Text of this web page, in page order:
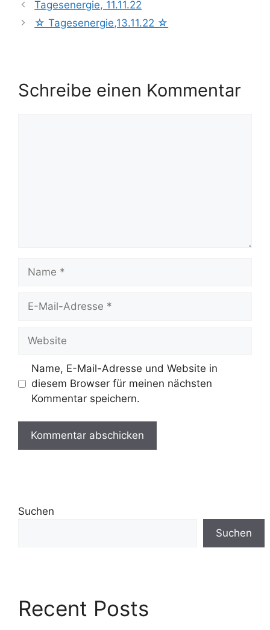
Tagesenergie, 11.11.22
☆ Tagesenergie,13.11.22 ☆
Schreibe einen Kommentar
Mail-
Name, E-Mail-Adresse und Website in
diesem Browser für meinen nächsten
Kommentar speichern.
Suchen
Suchen
Recent Posts